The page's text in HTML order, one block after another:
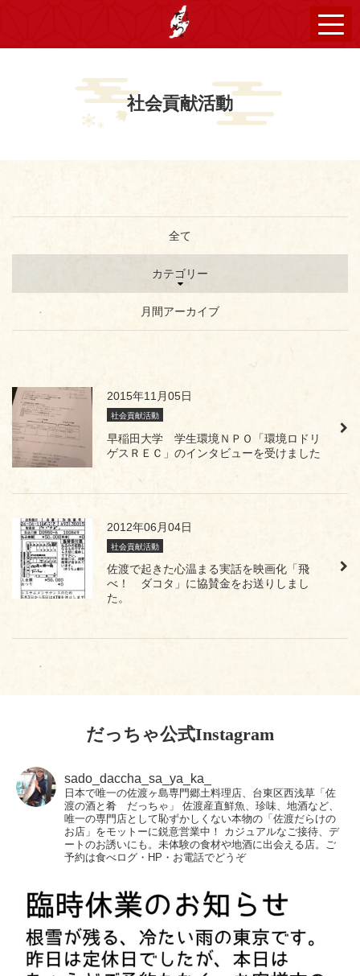
社会貢献活動
全て
カテゴリー
月間アーカイブ
2015年11月05日
社会貢献活動
早稲田大学 学生環境ＮＰＯ「環境ロドリ
ゲスＲＥＣ」のインタビューを受けました
2012年06月04日
社会貢献活動
佐渡で起きた心温まる実話を映画化「飛
べ！ ダコタ」に協賛金をお送りしまし
た。
だっちゃ公式Instagram
sado_daccha_sa_ya_ka_
日本で唯一の佐渡ヶ島専門郷土料理店、台東区西浅草「佐
渡の酒と肴 だっちゃ」
佐渡産直鮮魚、珍味、地酒など、
唯一の専門店として恥ずかしくない本物の「佐渡だらけの
お店」をモットーに鋭意営業中！
カジュアルなご接待、デ
ートのお誘いにも。未体験の食材や地酒に出会える店。ご
予約は食べログ・HP・お電話でどうぞ